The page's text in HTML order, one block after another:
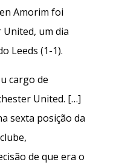
Amorim foi
um dia
Leeds (1-1).
cargo de
United. […]
sexta posição da
de que era o